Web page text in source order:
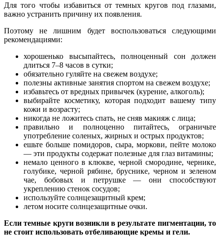
Для того чтобы избавиться от темных кругов под глазами,
важно устранить причину их появления.
Поэтому не лишним будет воспользоваться следующими
рекомендациями:
хорошенько высыпайтесь, полноценный сон должен
длиться 7–8 часов в сутки;
обязательно гуляйте на свежем воздухе;
полезны активные занятия спортом на свежем воздухе;
избавьтесь от вредных привычек (курение, алкоголь);
выбирайте косметику, которая подходит вашему типу
кожи и возрасту;
никогда не ложитесь спать, не сняв макияж с лица;
правильно и полноценно питайтесь, ограничьте
употребление соленых, жирных и острых продуктов;
ешьте больше помидоров, сыра, моркови, пейте молоко
— эти продукты содержат полезные для глаз витамины;
немало ценного в клюкве, черной смородине, чернике,
голубике, черной рябине, бруснике, черном и зеленом
чае, бобовых и петрушке — они способствуют
укреплению стенок сосудов;
используйте солнцезащитный крем;
летом носите солнцезащитные очки.
Если темные круги возникли в результате пигментации, то
не стоит использовать отбеливающие кремы и гели.